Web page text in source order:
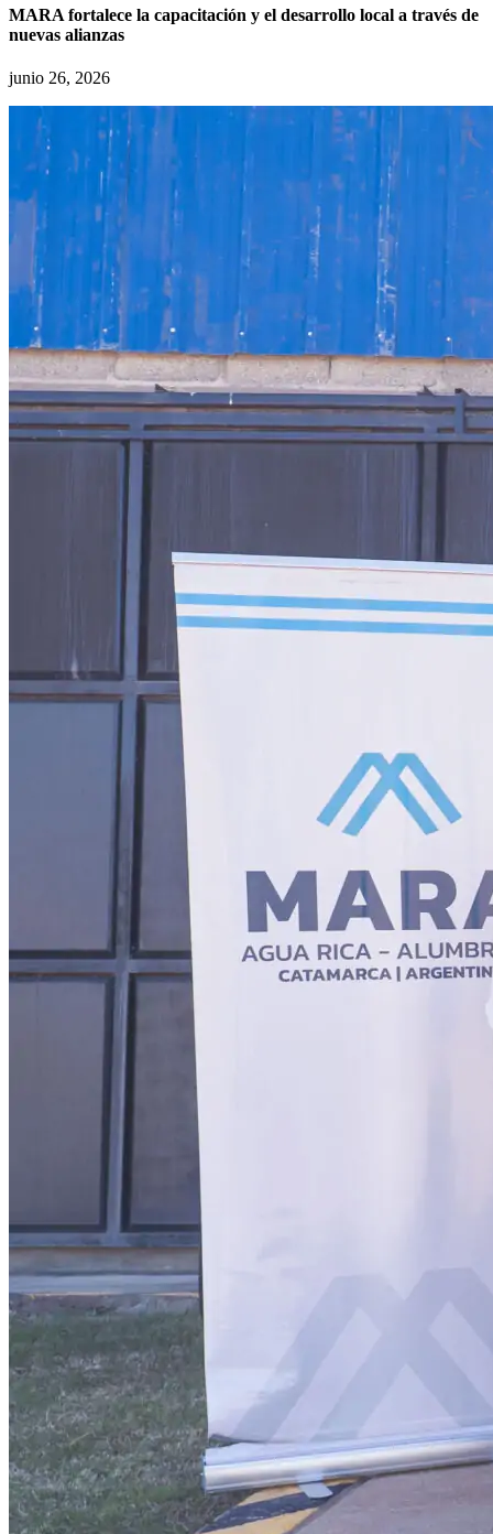
MARA fortalece la capacitación y el desarrollo local a través de
nuevas alianzas
junio 26, 2026